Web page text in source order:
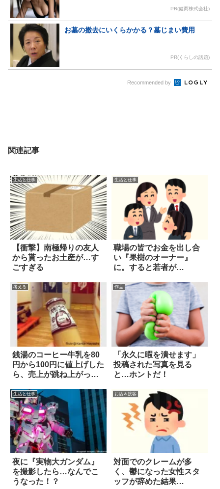
PR(健商株式会社)
お墓の撤去にいくらかかる？墓じまい費用
PR(くらしの話題)
Recommended by
関連記事
生活と仕事
【衝撃】南極帰りの友人
から貰ったお土産が…す
ごすぎる
生活と仕事
職場の皆でお金を出し合
い『果樹のオーナー』
に。すると若者が…
考える
銭湯のコーヒー牛乳を80
円から100円に値上げした
ら、売上が跳ね上がった
作品
「永久に暇を潰せます」
投稿された写真を見る
と…ホントだ！
生活と仕事
夜に『実物大ガンダム』
を撮影したら…なんでこ
うなった！？
お店＆接客
対面でのクレームが多
く、鬱になった女性スタ
ッフが辞めた結果…